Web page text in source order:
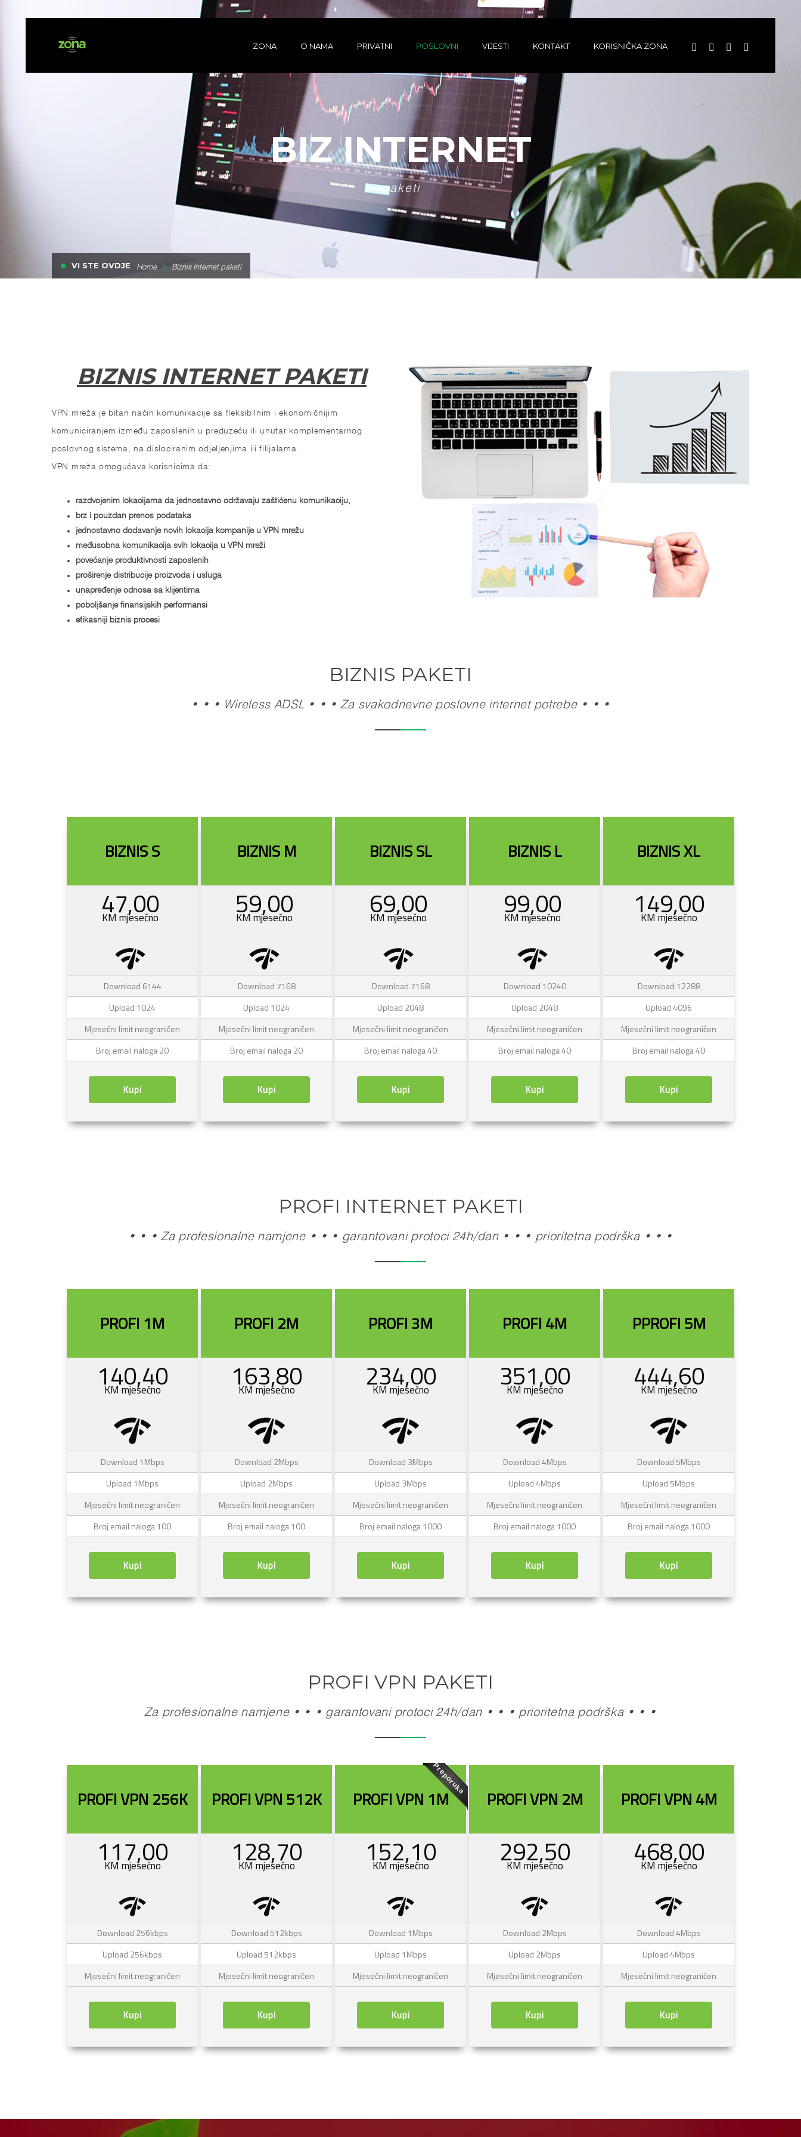
ZONA O NAMA PRIVATNI POSLOVNI VIJESTI KONTAKT KORISNIČKA ZONA
BIZ INTERNET
paketi
VI STE OVDJE Home Biznis Internet paketi
BIZNIS INTERNET PAKETI
VPN mreža je bitan način komunikacije sa fleksibilnim i ekonomičnijim
komuniciranjem između zaposlenih u preduzeću ili unutar komplementarnog
poslovnog sistema, na dislociranim odjeljenjima ili filijalama.
VPN mreža omogućava korisnicima da:
razdvojenim lokacijama da jednostavno održavaju zaštićenu komunikaciju,
brz i pouzdan prenos podataka
jednostavno dodavanje novih lokacija kompanije u VPN mrežu
međusobna komunikacija svih lokacija u VPN mreži
povećanje produktivnosti zaposlenih
proširenje distribucije proizvoda i usluga
unapređenje odnosa sa klijentima
poboljšanje finansijskih performansi
efikasniji biznis procesi
BIZNIS PAKETI
• • • Wireless ADSL • • • Za svakodnevne poslovne internet potrebe • • •
BIZNIS S
47,00
KM mjesečno
network_check
Download 6144
Upload 1024
Mjesečni limit neograničen
Broj email naloga 20
Kupi
BIZNIS M
59,00
KM mjesečno
network_check
Download 7168
Upload 1024
Mjesečni limit neograničen
Broj email naloga 20
Kupi
BIZNIS SL
69,00
KM mjesečno
network_check
Download 7168
Upload 2048
Mjesečni limit neograničen
Broj email naloga 40
Kupi
BIZNIS L
99,00
KM mjesečno
network_check
Download 10240
Upload 2048
Mjesečni limit neograničen
Broj email naloga 40
Kupi
BIZNIS XL
149,00
KM mjesečno
network_check
Download 12288
Upload 4096
Mjesečni limit neograničen
Broj email naloga 40
Kupi
PROFI INTERNET PAKETI
• • • Za profesionalne namjene • • • garantovani protoci 24h/dan • • • prioritetna podrška • • •
PROFI 1M
140,40
KM mjesečno
network_check
Download 1Mbps
Upload 1Mbps
Mjesečni limit neograničen
Broj email naloga 100
Kupi
PROFI 2M
163,80
KM mjesečno
network_check
Download 2Mbps
Upload 2Mbps
Mjesečni limit neograničen
Broj email naloga 100
Kupi
PROFI 3M
234,00
KM mjesečno
network_check
Download 3Mbps
Upload 3Mbps
Mjesečni limit neograničen
Broj email naloga 1000
Kupi
PROFI 4M
351,00
KM mjesečno
network_check
Download 4Mbps
Upload 4Mbps
Mjesečni limit neograničen
Broj email naloga 1000
Kupi
PPROFI 5M
444,60
KM mjesečno
network_check
Download 5Mbps
Upload 5Mbps
Mjesečni limit neograničen
Broj email naloga 1000
Kupi
PROFI VPN PAKETI
Za profesionalne namjene • • • garantovani protoci 24h/dan • • • prioritetna podrška • • •
PROFI VPN 256K
117,00
KM mjesečno
network_check
Download 256kbps
Upload 256kbps
Mjesečni limit neograničen
Kupi
PROFI VPN 512K
128,70
KM mjesečno
network_check
Download 512kbps
Upload 512kbps
Mjesečni limit neograničen
Kupi
Preporuka
PROFI VPN 1M
152,10
KM mjesečno
network_check
Download 1Mbps
Upload 1Mbps
Mjesečni limit neograničen
Kupi
PROFI VPN 2M
292,50
KM mjesečno
network_check
Download 2Mbps
Upload 2Mbps
Mjesečni limit neograničen
Kupi
PROFI VPN 4M
468,00
KM mjesečno
network_check
Download 4Mbps
Upload 4Mbps
Mjesečni limit neograničen
Kupi